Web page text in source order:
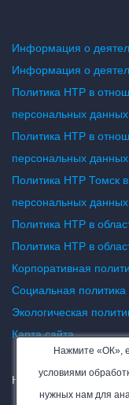
Информация о
Информация о
Политика НТР в
персональных данных
Политика НТР в
персональных данных
Политика НТР Томск
персональных данных
Политика НТР в
Политика НТР в
Корпоративная
Социальная
Экологическая
Карта сайта
НТР — все права
Нажмите «ОК»,
условиями
нужных нам для